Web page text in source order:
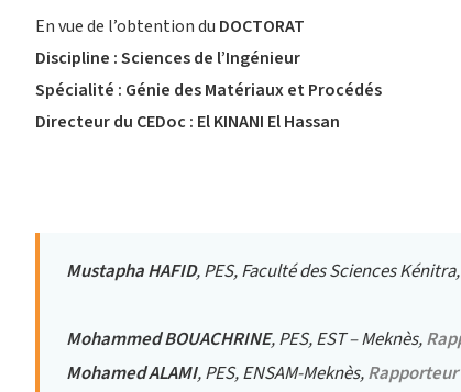
En vue de l’obtention du DOCTORAT
Discipline :Sciences de l’Ingénieur
Spécialité : Génie des Matériaux et Procédés
Directeur du CEDoc : El KINANI El Hassan
Mustapha HAFID, PES, Faculté des Sciences Kénitra,
Mohammed BOUACHRINE, PES, EST – Meknès,
Mohamed ALAMI, PES, ENSAM-Meknès,Rapporteur